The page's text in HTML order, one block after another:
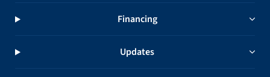
Financing
Updates